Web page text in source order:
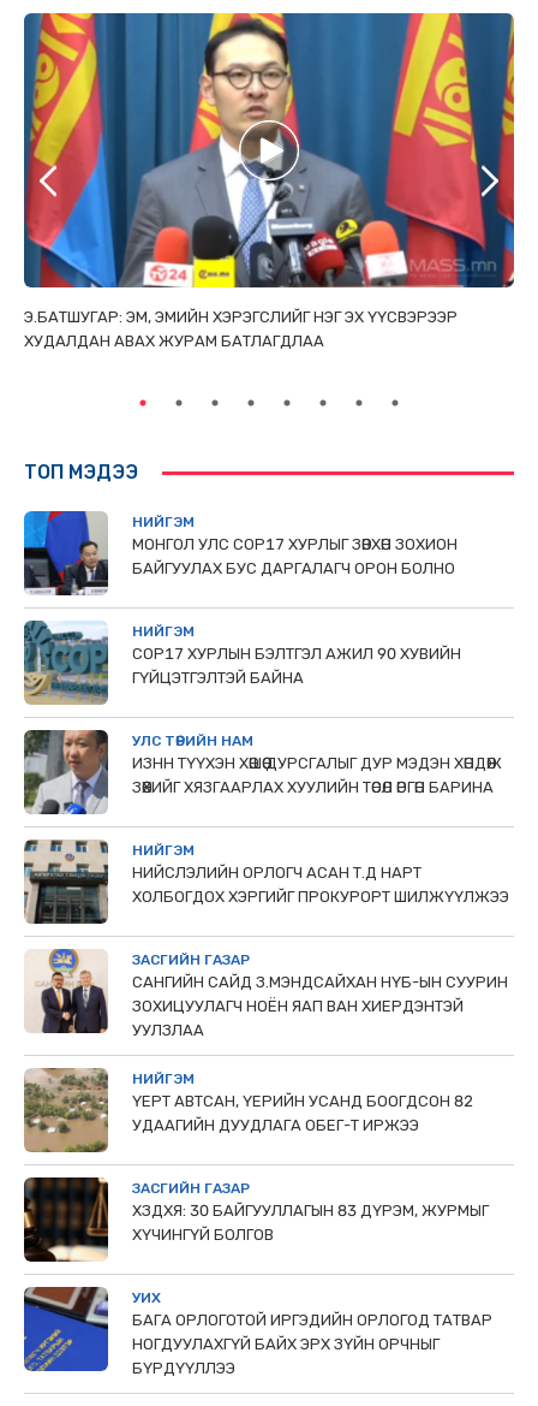
Э.БАТШУГАР: ЭМ, ЭМИЙН ХЭРЭГСЛИЙГ НЭГ ЭХ ҮҮСВЭРЭЭР
ХУДАЛДАН АВАХ ЖУРАМ БАТЛАГДЛАА
ТОП МЭДЭЭ
НИЙГЭМ
МОНГОЛ УЛС СОР17 ХУРЛЫГ ЗӨВХӨН ЗОХИОН
БАЙГУУЛАХ БУС ДАРГАЛАГЧ ОРОН БОЛНО
НИЙГЭМ
COP17 ХУРЛЫН БЭЛТГЭЛ АЖИЛ 90 ХУВИЙН
ГҮЙЦЭТГЭЛТЭЙ БАЙНА
УЛС ТӨРИЙН НАМ
ИЗНН ТҮҮХЭН ХӨШӨӨ ДУРСГАЛЫГ ДУР МЭДЭН ХӨНДӨЖ
ЗӨӨХИЙГ ХЯЗГААРЛАХ ХУУЛИЙН ТӨСӨЛ ӨРГӨН БАРИНА
НИЙГЭМ
НИЙСЛЭЛИЙН ОРЛОГЧ АСАН Т.Д НАРТ
ХОЛБОГДОХ ХЭРГИЙГ ПРОКУРОРТ ШИЛЖҮҮЛЖЭЭ
ЗАСГИЙН ГАЗАР
САНГИЙН САЙД З.МЭНДСАЙХАН НҮБ-ЫН СУУРИН
ЗОХИЦУУЛАГЧ НОЁН ЯАП ВАН ХИЕРДЭНТЭЙ
УУЛЗЛАА
НИЙГЭМ
ҮЕРТ АВТСАН, ҮЕРИЙН УСАНД БООГДСОН 82
УДААГИЙН ДУУДЛАГА ОБЕГ-Т ИРЖЭЭ
ЗАСГИЙН ГАЗАР
ХЗДХЯ: 30 БАЙГУУЛЛАГЫН 83 ДҮРЭМ, ЖУРМЫГ
ХҮЧИНГҮЙ БОЛГОВ
УИХ
БАГА ОРЛОГОТОЙ ИРГЭДИЙН ОРЛОГОД ТАТВАР
НОГДУУЛАХГҮЙ БАЙХ ЭРХ ЗҮЙН ОРЧНЫГ
БҮРДҮҮЛЛЭЭ